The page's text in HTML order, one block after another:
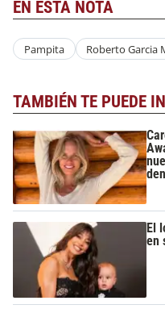
EN ESTA NOTA
Pampita Roberto Garcia
TAMBIÉN TE PUEDE
El
en